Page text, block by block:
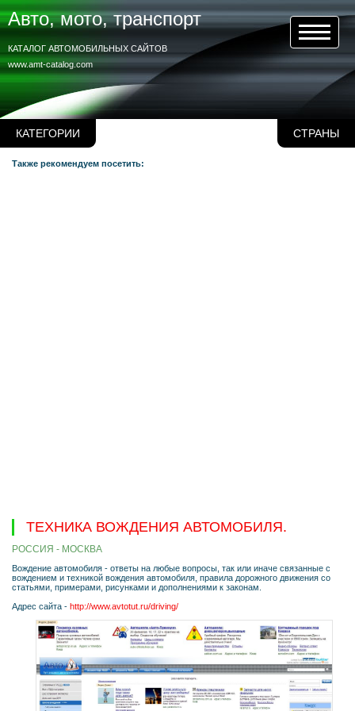
КАТЕГОРИИ СТРАНЫ
Авто, мото, транспорт
www.amt-catalog.com
КАТАЛОГ АВТОМОБИЛЬНЫХ САЙТОВ
Также рекомендуем посетить:
ТЕХНИКА ВОЖДЕНИЯ АВТОМОБИЛЯ.
РОССИЯ - МОСКВА
Вождение автомобиля - ответы на любые вопросы, так или иначе связанные с
вождением и техникой вождения автомобиля, правила дорожного движения со
статьями, примерами, рисунками и дополнениями к законам.
Адрес сайта - http://www.avtotut.ru/driving/